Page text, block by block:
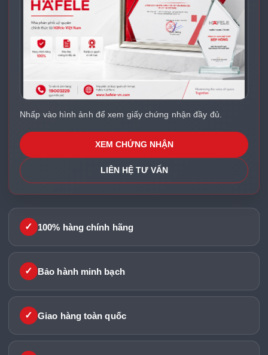
Nhấp vào hình ảnh để xem giấy chứng nhận đầy đủ.
XEM CHỨNG NHẬN
LIÊN HỆ TƯ VẤN
✓ 100% hàng chính hãng
✓ Bảo hành minh bạch
✓ Giao hàng toàn quốc